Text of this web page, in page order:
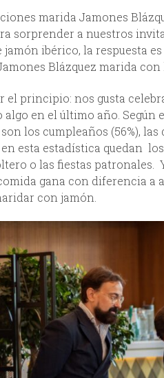
marida Jamones
sorprender a nuestros
ibérico, la respuesta
Blázquez marida
el principio: nos gusta
algo en el último año.
los cumpleaños (56%),
en esta estadística quedan
o las fiestas patronales.
gana con diferencia a
con jamón.